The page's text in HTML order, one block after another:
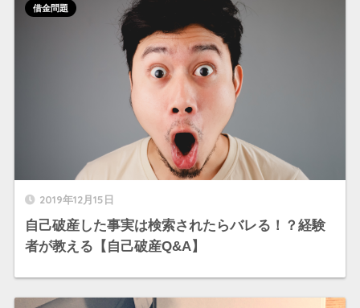
2019年12月15日
自己破産した事実は検索されたらバレる！？経験
者が教える【自己破産Q&A】
借金問題